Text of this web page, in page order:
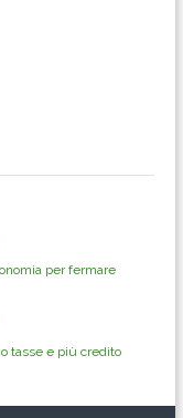
per fermare
tasse e più credito